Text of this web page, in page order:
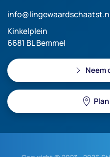
Kinkelplein
6681 BL Bemmel
Neem